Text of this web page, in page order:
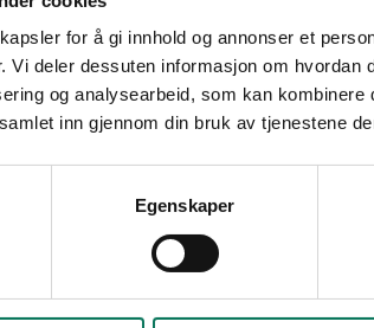
for å gi innhold og annonser et
Vi deler dessuten informasjon om
og analysearbeid, som kan
inn gjennom din bruk av tjenestene
Egenskaper
vår viktigste ressurs. Vi vil
naturvernarbeidet!
til venstre finner du en